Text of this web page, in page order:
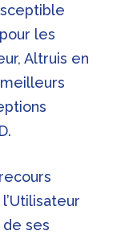
les
Altruis en
ses